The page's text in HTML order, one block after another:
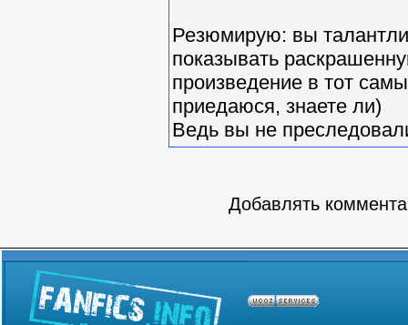
Резюмирую: вы
показывать
произведение в тот
приедаюся, знаете ли)
Ведь вы не
Добавлять